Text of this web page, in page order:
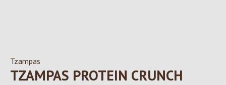
Tzampas
TZAMPAS PROTEIN CRUNCH